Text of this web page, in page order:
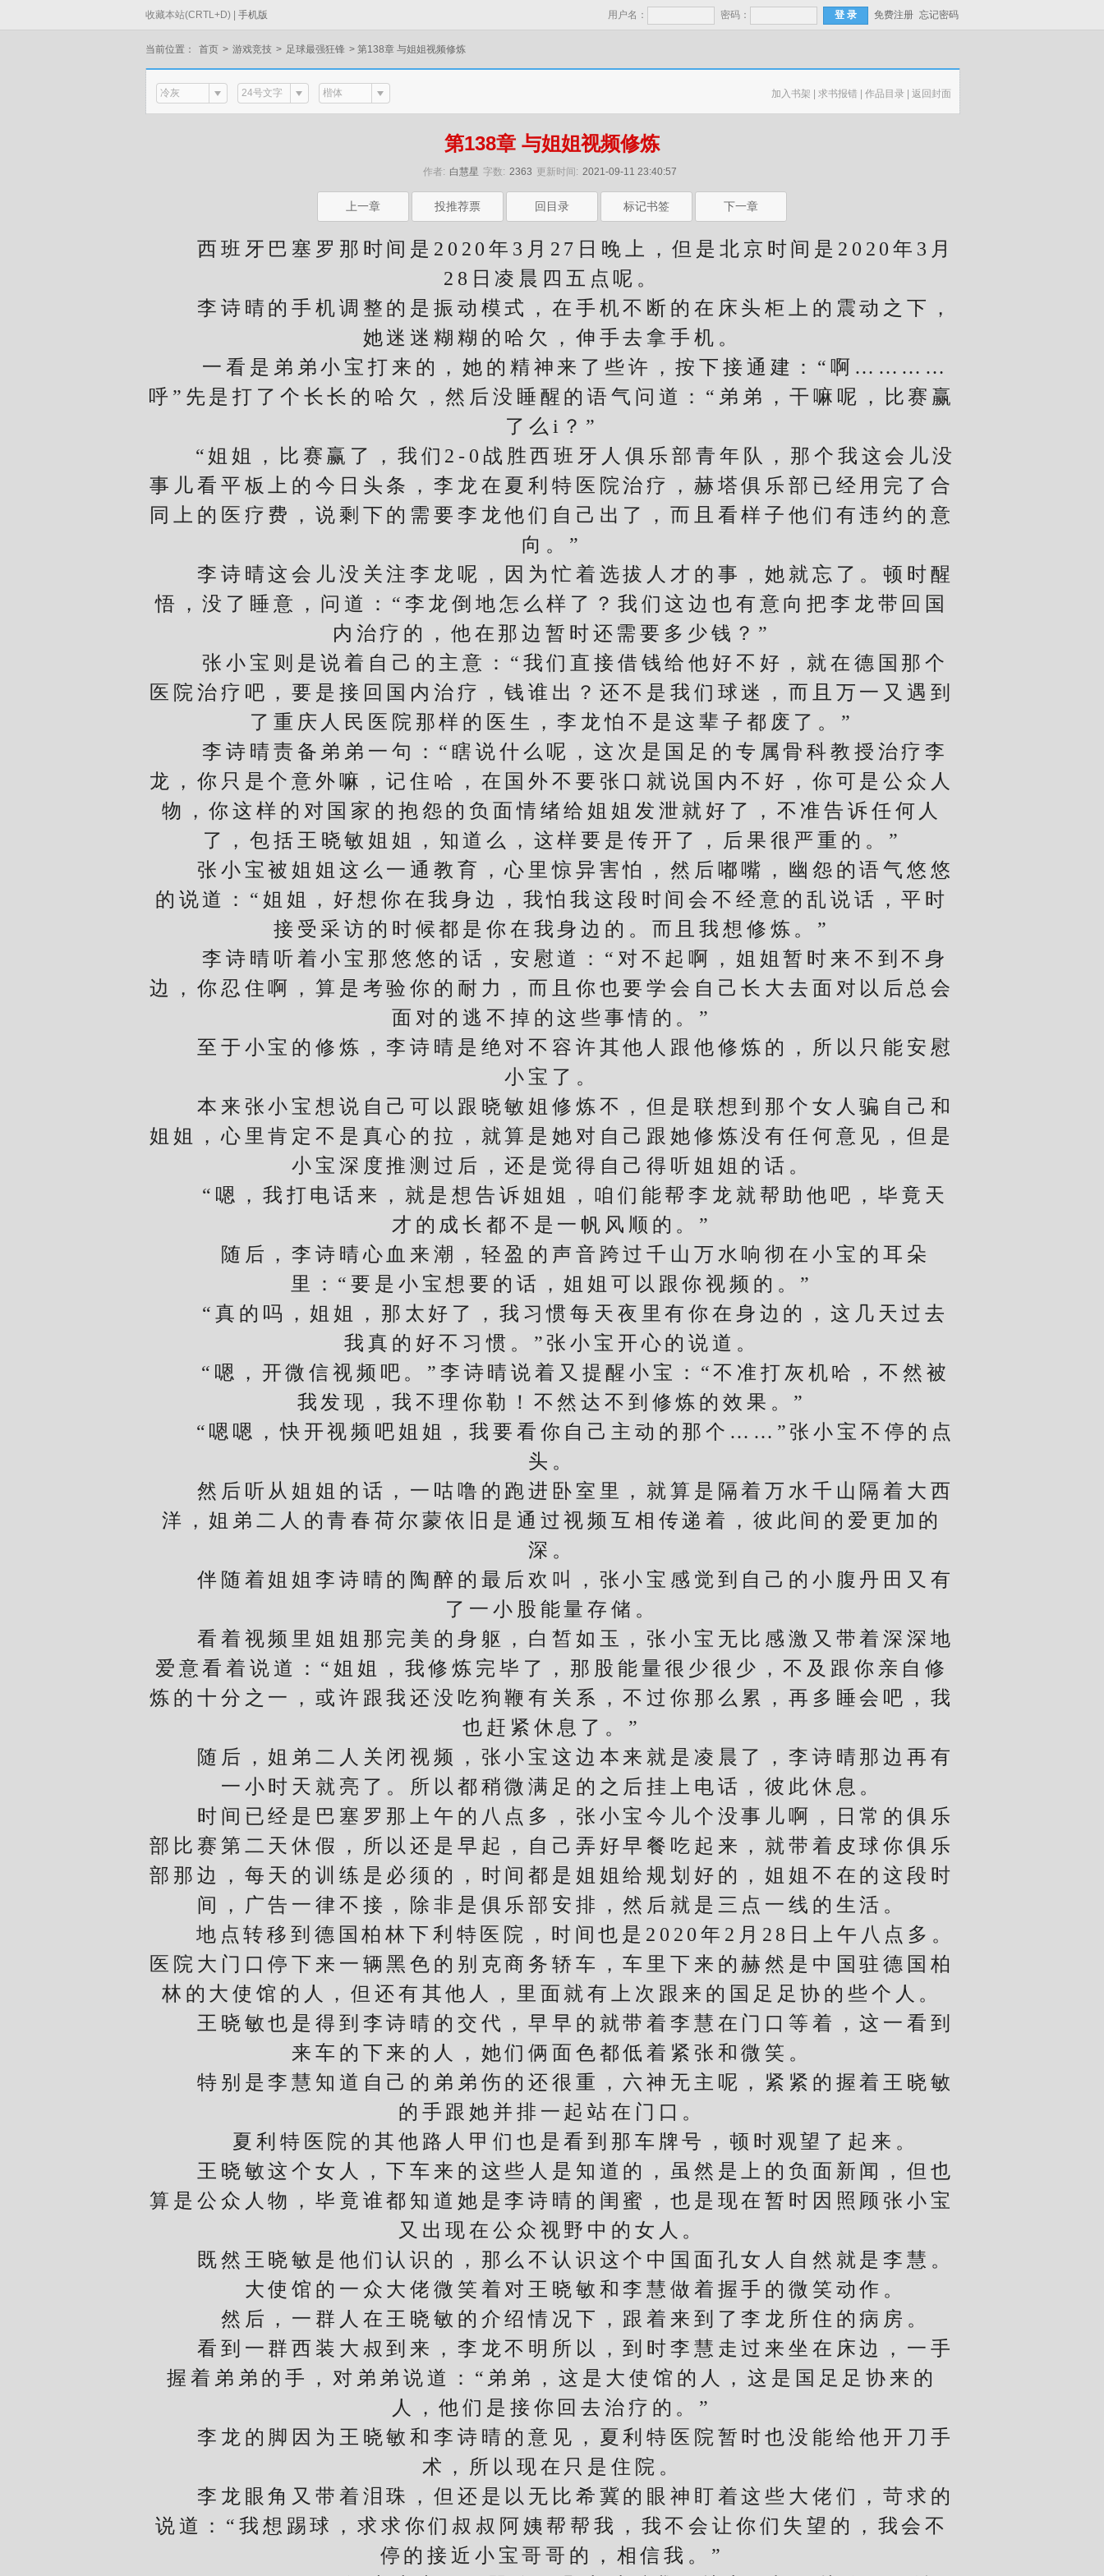
收藏本站(CRTL+D) | 手机版 用户名： 密码： 免费注册 忘记密码
当前位置： 首页 > 游戏竞技 > 足球最强狂锋 > 第138章 与姐姐视频修炼
冷灰 24号文字 楷体 加入书架 | 求书报错 | 作品目录 | 返回封面
第138章 与姐姐视频修炼
作者: 白慧星 字数: 2363 更新时间: 2021-09-11 23:40:57
上一章 投推荐票 回目录 标记书签 下一章
西班牙巴塞罗那时间是2020年3月27日晚上，但是北京时间是2020年3月
28日凌晨四五点呢。
李诗晴的手机调整的是振动模式，在手机不断的在床头柜上的震动之下，
她迷迷糊糊的哈欠，伸手去拿手机。
一看是弟弟小宝打来的，她的精神来了些许，按下接通建：“啊…………
呼”先是打了个长长的哈欠，然后没睡醒的语气问道：“弟弟，干嘛呢，比赛赢
了么i？”
“姐姐，比赛赢了，我们2-0战胜西班牙人俱乐部青年队，那个我这会儿没
事儿看平板上的今日头条，李龙在夏利特医院治疗，赫塔俱乐部已经用完了合
同上的医疗费，说剩下的需要李龙他们自己出了，而且看样子他们有违约的意
向。”
李诗晴这会儿没关注李龙呢，因为忙着选拔人才的事，她就忘了。顿时醒
悟，没了睡意，问道：“李龙倒地怎么样了？我们这边也有意向把李龙带回国
内治疗的，他在那边暂时还需要多少钱？”
张小宝则是说着自己的主意：“我们直接借钱给他好不好，就在德国那个
医院治疗吧，要是接回国内治疗，钱谁出？还不是我们球迷，而且万一又遇到
了重庆人民医院那样的医生，李龙怕不是这辈子都废了。”
李诗晴责备弟弟一句：“瞎说什么呢，这次是国足的专属骨科教授治疗李
龙，你只是个意外嘛，记住哈，在国外不要张口就说国内不好，你可是公众人
物，你这样的对国家的抱怨的负面情绪给姐姐发泄就好了，不准告诉任何人
了，包括王晓敏姐姐，知道么，这样要是传开了，后果很严重的。”
张小宝被姐姐这么一通教育，心里惊异害怕，然后嘟嘴，幽怨的语气悠悠
的说道：“姐姐，好想你在我身边，我怕我这段时间会不经意的乱说话，平时
接受采访的时候都是你在我身边的。而且我想修炼。”
李诗晴听着小宝那悠悠的话，安慰道：“对不起啊，姐姐暂时来不到不身
边，你忍住啊，算是考验你的耐力，而且你也要学会自己长大去面对以后总会
面对的逃不掉的这些事情的。”
至于小宝的修炼，李诗晴是绝对不容许其他人跟他修炼的，所以只能安慰
小宝了。
本来张小宝想说自己可以跟晓敏姐修炼不，但是联想到那个女人骗自己和
姐姐，心里肯定不是真心的拉，就算是她对自己跟她修炼没有任何意见，但是
小宝深度推测过后，还是觉得自己得听姐姐的话。
“嗯，我打电话来，就是想告诉姐姐，咱们能帮李龙就帮助他吧，毕竟天
才的成长都不是一帆风顺的。”
随后，李诗晴心血来潮，轻盈的声音跨过千山万水响彻在小宝的耳朵
里：“要是小宝想要的话，姐姐可以跟你视频的。”
“真的吗，姐姐，那太好了，我习惯每天夜里有你在身边的，这几天过去
我真的好不习惯。”张小宝开心的说道。
“嗯，开微信视频吧。”李诗晴说着又提醒小宝：“不准打灰机哈，不然被
我发现，我不理你勒！不然达不到修炼的效果。”
“嗯嗯，快开视频吧姐姐，我要看你自己主动的那个……”张小宝不停的点
头。
然后听从姐姐的话，一咕噜的跑进卧室里，就算是隔着万水千山隔着大西
洋，姐弟二人的青春荷尔蒙依旧是通过视频互相传递着，彼此间的爱更加的
深。
伴随着姐姐李诗晴的陶醉的最后欢叫，张小宝感觉到自己的小腹丹田又有
了一小股能量存储。
看着视频里姐姐那完美的身躯，白皙如玉，张小宝无比感激又带着深深地
爱意看着说道：“姐姐，我修炼完毕了，那股能量很少很少，不及跟你亲自修
炼的十分之一，或许跟我还没吃狗鞭有关系，不过你那么累，再多睡会吧，我
也赶紧休息了。”
随后，姐弟二人关闭视频，张小宝这边本来就是凌晨了，李诗晴那边再有
一小时天就亮了。所以都稍微满足的之后挂上电话，彼此休息。
时间已经是巴塞罗那上午的八点多，张小宝今儿个没事儿啊，日常的俱乐
部比赛第二天休假，所以还是早起，自己弄好早餐吃起来，就带着皮球你俱乐
部那边，每天的训练是必须的，时间都是姐姐给规划好的，姐姐不在的这段时
间，广告一律不接，除非是俱乐部安排，然后就是三点一线的生活。
地点转移到德国柏林下利特医院，时间也是2020年2月28日上午八点多。
医院大门口停下来一辆黑色的别克商务轿车，车里下来的赫然是中国驻德国柏
林的大使馆的人，但还有其他人，里面就有上次跟来的国足足协的些个人。
王晓敏也是得到李诗晴的交代，早早的就带着李慧在门口等着，这一看到
来车的下来的人，她们俩面色都低着紧张和微笑。
特别是李慧知道自己的弟弟伤的还很重，六神无主呢，紧紧的握着王晓敏
的手跟她并排一起站在门口。
夏利特医院的其他路人甲们也是看到那车牌号，顿时观望了起来。
王晓敏这个女人，下车来的这些人是知道的，虽然是上的负面新闻，但也
算是公众人物，毕竟谁都知道她是李诗晴的闺蜜，也是现在暂时因照顾张小宝
又出现在公众视野中的女人。
既然王晓敏是他们认识的，那么不认识这个中国面孔女人自然就是李慧。
大使馆的一众大佬微笑着对王晓敏和李慧做着握手的微笑动作。
然后，一群人在王晓敏的介绍情况下，跟着来到了李龙所住的病房。
看到一群西装大叔到来，李龙不明所以，到时李慧走过来坐在床边，一手
握着弟弟的手，对弟弟说道：“弟弟，这是大使馆的人，这是国足足协来的
人，他们是接你回去治疗的。”
李龙的脚因为王晓敏和李诗晴的意见，夏利特医院暂时也没能给他开刀手
术，所以现在只是住院。
李龙眼角又带着泪珠，但还是以无比希冀的眼神盯着这些大佬们，苛求的
说道：“我想踢球，求求你们叔叔阿姨帮帮我，我不会让你们失望的，我会不
停的接近小宝哥哥的，相信我。”